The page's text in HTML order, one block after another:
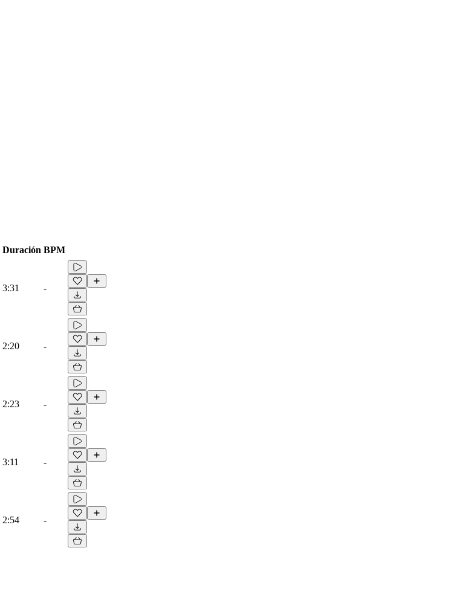
Duración BPM
3:31 -
2:20 -
2:23 -
3:11 -
2:54 -